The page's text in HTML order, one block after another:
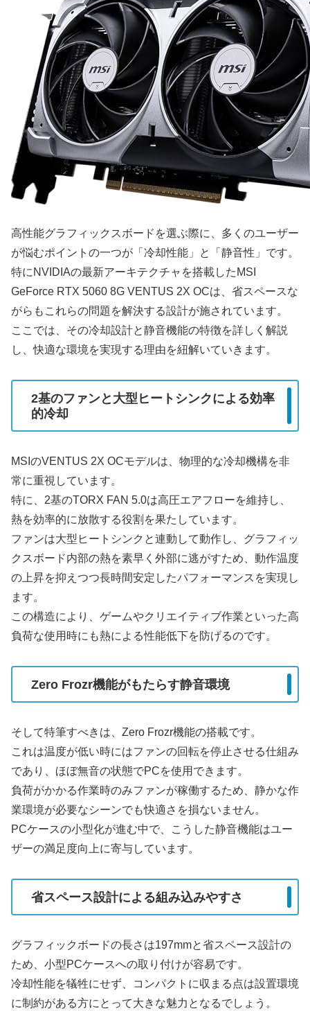
高性能グラフィックスボードを選ぶ際に、多くのユーザー
が悩むポイントの一つが「冷却性能」と「静音性」です。
特にNVIDIAの最新アーキテクチャを搭載したMSI
GeForce RTX 5060 8G VENTUS 2X OCは、省スペースな
がらもこれらの問題を解決する設計が施されています。
ここでは、その冷却設計と静音機能の特徴を詳しく解説
し、快適な環境を実現する理由を紐解いていきます。
2基のファンと大型ヒートシンクによる効率
的冷却
MSIのVENTUS 2X OCモデルは、物理的な冷却機構を非
常に重視しています。
特に、2基のTORX FAN 5.0は高圧エアフローを維持し、
熱を効率的に放散する役割を果たしています。
ファンは大型ヒートシンクと連動して動作し、グラフィッ
クスボード内部の熱を素早く外部に逃がすため、動作温度
の上昇を抑えつつ長時間安定したパフォーマンスを実現し
ます。
この構造により、ゲームやクリエイティブ作業といった高
負荷な使用時にも熱による性能低下を防げるのです。
Zero Frozr機能がもたらす静音環境
そして特筆すべきは、Zero Frozr機能の搭載です。
これは温度が低い時にはファンの回転を停止させる仕組み
であり、ほぼ無音の状態でPCを使用できます。
負荷がかかる作業時のみファンが稼働するため、静かな作
業環境が必要なシーンでも快適さを損ないません。
PCケースの小型化が進む中で、こうした静音機能はユー
ザーの満足度向上に寄与しています。
省スペース設計による組み込みやすさ
グラフィックボードの長さは197mmと省スペース設計の
ため、小型PCケースへの取り付けが容易です。
冷却性能を犠牲にせず、コンパクトに収まる点は設置環境
に制約がある方にとって大きな魅力となるでしょう。